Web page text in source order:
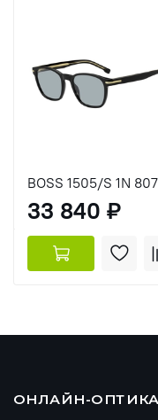
BOSS 1505/S 1N 807
33 840 ₽
ОНЛАЙН-